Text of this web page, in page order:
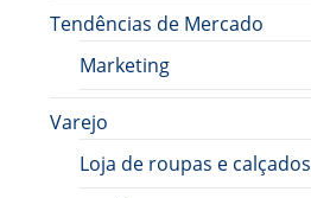
Tendências de Mercado
Marketing
Varejo
Loja de roupas e calçados